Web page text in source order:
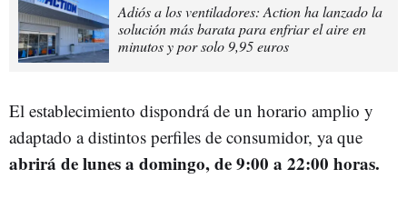
Adiós a los ventiladores: Action ha lanzado la
solución más barata para enfriar el aire en
minutos y por solo 9,95 euros
El establecimiento dispondrá de un horario amplio y
adaptado a distintos perfiles de consumidor, ya que
abrirá de lunes a domingo, de 9:00 a 22:00 horas.